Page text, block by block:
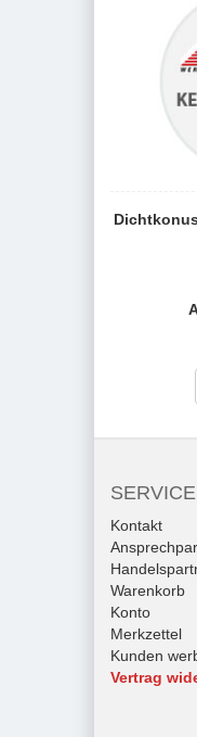
SERVICE
Kontakt
Warenkorb
Konto
Merkzettel
Kunden
Vertrag